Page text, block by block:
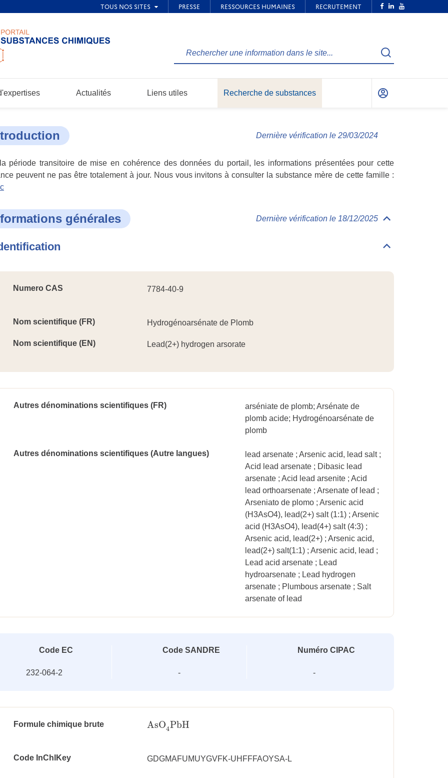
Rechercher
le
Recherche
Actualités Liens utiles Recherche de substances
Mon
Dernière vérification le 29/03/2024
période transitoire de mise en cohérence des données du portail, les informations présentées pour cette
peuvent ne pas être totalement à jour. Nous vous invitons à consulter la substance mère de cette famille :
générales Dernière vérification le 18/12/2025
Déplier/replier
Déplier/replier
Numero CAS 7784-40-9
Nom scientifique (FR) Hydrogénoarsénate de Plomb
Nom scientifique (EN) Lead(2+) hydrogen arsorate
Autres dénominations scientifiques (FR)
arséniate de plomb; Arsénate de
plomb acide; Hydrogénoarsénate de
plomb
Autres dénominations scientifiques (Autre langues)
lead arsenate ; Arsenic acid, lead salt ;
Acid lead arsenate ; Dibasic lead
arsenate ; Acid lead arsenite ; Acid
lead orthoarsenate ; Arsenate of lead ;
Arseniato de plomo ; Arsenic acid
(H3AsO4), lead(2+) salt (1:1) ; Arsenic
acid (H3AsO4), lead(4+) salt (4:3) ;
Arsenic acid, lead(2+) ; Arsenic acid,
lead(2+) salt(1:1) ; Arsenic acid, lead ;
Lead acid arsenate ; Lead
hydroarsenate ; Lead hydrogen
arsenate ; Plumbous arsenate ; Salt
arsenate of lead
Code EC
232-064-2
Code SANDRE
-
Numéro CIPAC
-
Formule chimique brute AsO4PbH
AsO4PbH
Code InChlKey GDGMAFUMUYGVFK-UHFFFAOYSA-L